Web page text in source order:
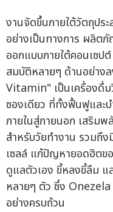
งานจัดขึ้นภายใต้วัตถุปร
อย่างเป็นทางการ ผลิต
ออกแบบภายใต้คอนเซ
สมบัติหลายๆ ด้านอย่า
Vitamin" เป็นเครื่องดื่
ซองเดียว ที่ทั้งฟื้นฟูและบ
ภายในสู่ภายนอก เสริม
สำหรับวัยทำงาน รวมถึง
เซลล์ แก้ปัญหายอดฮิตข
ดูแลตัวเอง ขี้หลงขี้ลืม แ
หลายๆ ตัว ซึ่ง
อย่างครบถ้วน